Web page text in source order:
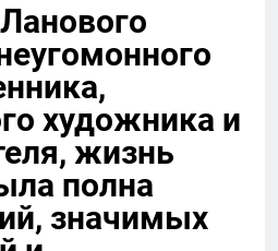
художника и
жизнь
полна
значимых